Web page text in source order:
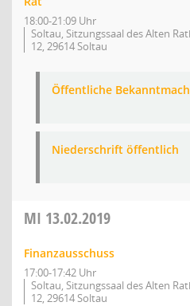
18:00-21:09 Uhr
Soltau, Sitzungssaal des Alten
12, 29614 Soltau
Öffentliche
Niederschrift öffentlich
MI 13.02.2019
Finanzausschuss
17:00-17:42 Uhr
Soltau, Sitzungssaal des Alten
12, 29614 Soltau